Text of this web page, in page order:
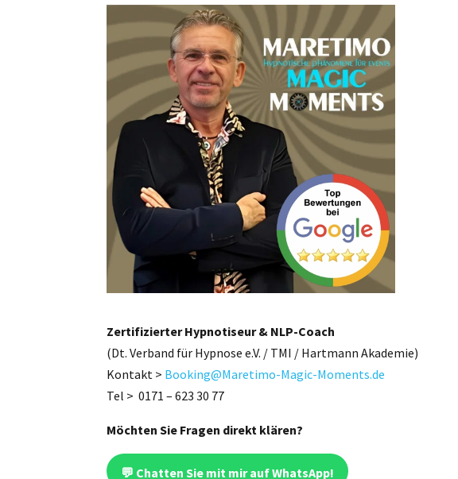
Zertifizierter Hypnotiseur & NLP-Coach
​​​​​​​(Dt. Verband für Hypnose e.V. / TMI / Hartmann Akademie)
Kontakt > Booking@Maretimo-Magic-Moments.de
Tel > 0171 – 623 30 77
Möchten Sie Fragen direkt klären?
💬 Chatten Sie mit mir auf WhatsApp!